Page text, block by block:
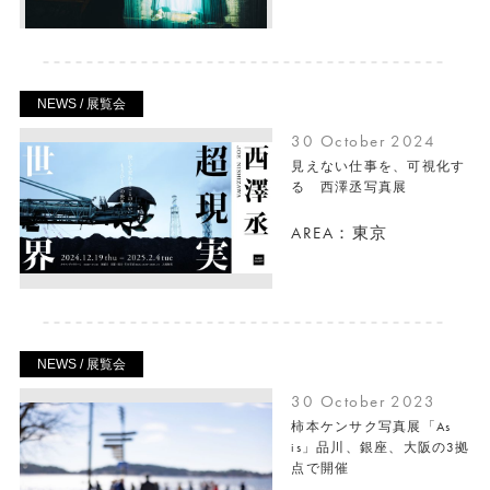
NEWS / 展覧会
30 October 2024
見えない仕事を、可視化す
る 西澤丞写真展
AREA：東京
NEWS / 展覧会
30 October 2023
柿本ケンサク写真展「As
is」品川、銀座、大阪の3拠
点で開催